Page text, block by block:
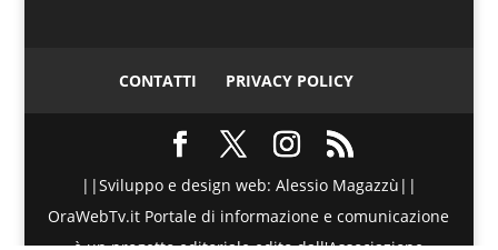
CONTATTI PRIVACY POLICY
||Sviluppo e design web: Alessio Magazzù||
OraWebTv.it Portale di informazione e comunicazione